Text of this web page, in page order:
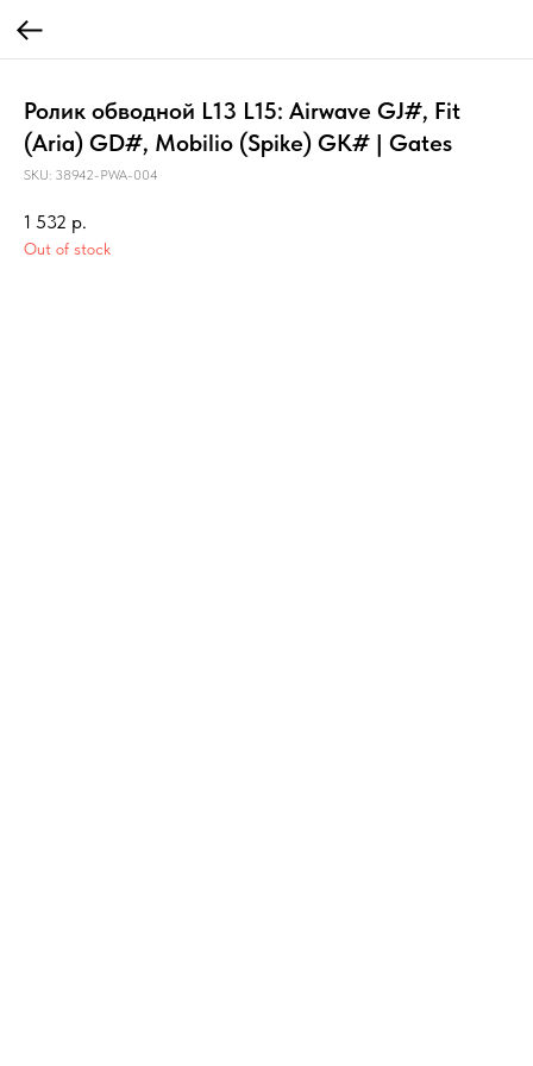
Ролик обводной L13 L15: Airwave GJ#, Fit
(Aria) GD#, Mobilio (Spike) GK# | Gates
SKU: 38942-PWA-004
1 532 р.
Out of stock